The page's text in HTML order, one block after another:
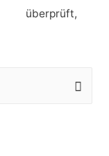
überprüft,